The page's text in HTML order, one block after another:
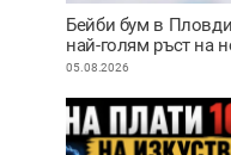
Бейби бум в
най-голям ръст на
София
05.08.2026